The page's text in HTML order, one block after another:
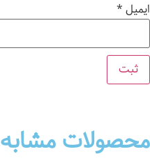
ایمیل *
محصولات مشابه